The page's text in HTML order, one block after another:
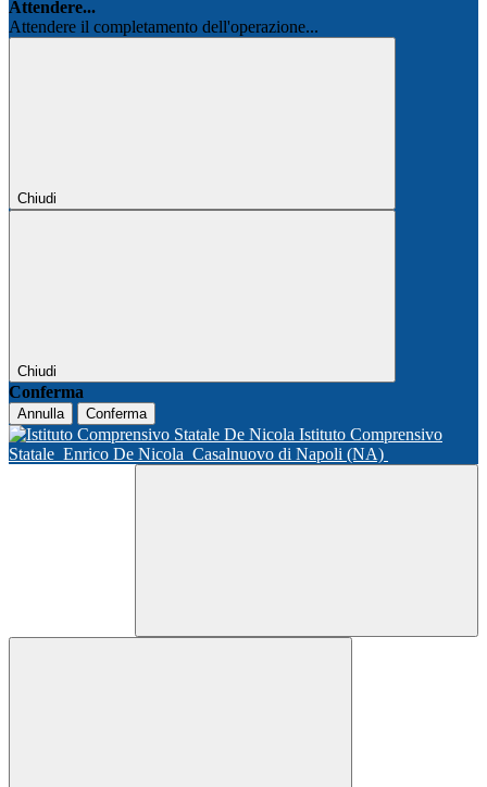
Attendere...
Attendere il completamento dell'operazione...
Chiudi
Chiudi
Conferma
Annulla Conferma
Istituto Comprensivo
Statale Enrico De Nicola Casalnuovo di Napoli (NA)